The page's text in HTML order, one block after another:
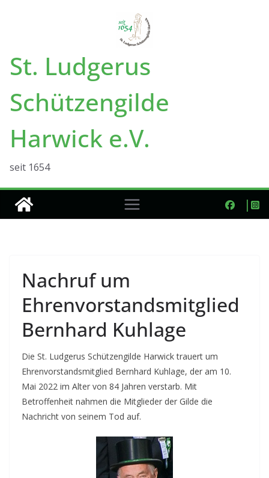
St. Ludgerus
Schützengilde
Harwick e.V.
seit 1654
Nachruf um
Ehrenvorstandsmitglied
Bernhard Kuhlage
Die St. Ludgerus Schützengilde Harwick trauert um
Ehrenvorstandsmitglied Bernhard Kuhlage, der am 10.
Mai 2022 im Alter von 84 Jahren verstarb. Mit
Betroffenheit nahmen die Mitglieder der Gilde die
Nachricht von seinem Tod auf.